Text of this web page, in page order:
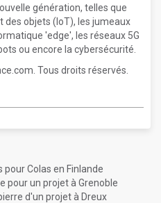
génération, telles que
des objets (IoT), les jumeaux
'edge', les réseaux 5G
ou encore la cybersécurité.
Tous droits réservés.
Colas en Finlande
pour un projet à Grenoble
d'un projet à Dreux